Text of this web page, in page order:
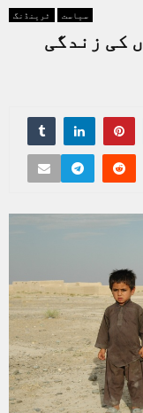
ٹرینڈنگ سیاست
کی زندگی